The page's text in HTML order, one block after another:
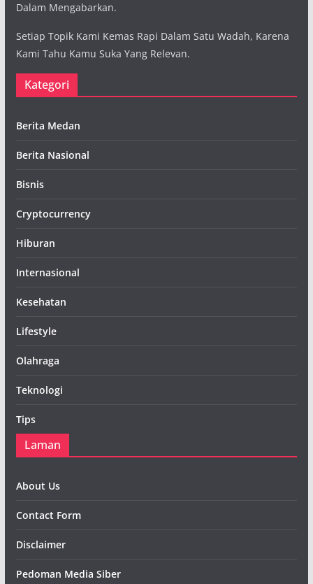
Dalam Mengabarkan.
Setiap Topik Kami Kemas Rapi Dalam Satu Wadah, Karena
Kami Tahu Kamu Suka Yang Relevan.
Kategori
Berita Medan
Berita Nasional
Bisnis
Cryptocurrency
Hiburan
Internasional
Kesehatan
Lifestyle
Olahraga
Teknologi
Tips
Laman
About Us
Contact Form
Disclaimer
Pedoman Media Siber